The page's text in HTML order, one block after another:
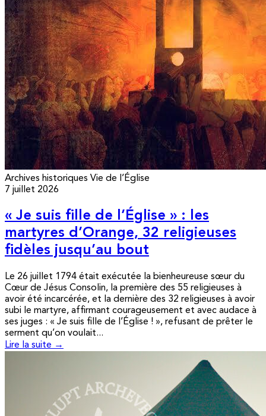
Archives historiques Vie de l’Église
7 juillet 2026
« Je suis fille de l’Église » : les
martyres d’Orange, 32 religieuses
fidèles jusqu’au bout
Le 26 juillet 1794 était exécutée la bienheureuse sœur du
Cœur de Jésus Consolin, la première des 55 religieuses à
avoir été incarcérée, et la dernière des 32 religieuses à avoir
subi le martyre, affirmant courageusement et avec audace à
ses juges : « Je suis fille de l’Église ! », refusant de prêter le
serment qu’on voulait...
Lire la suite →